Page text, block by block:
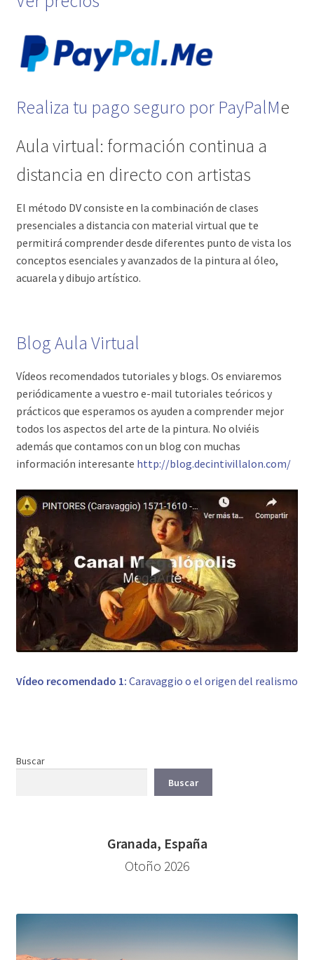
Realiza tu pago seguro por PayPalMe
Aula virtual: formación continua a
distancia en directo con artistas
El método DV consiste en la combinación de clases
presenciales a distancia con material virtual que te
permitirá comprender desde diferentes punto de vista los
conceptos esenciales y avanzados de la pintura al óleo,
acuarela y dibujo artístico.
BlogAula Virtual
Vídeos recomendados tutoriales y blogs. Os enviaremos
periódicamente a vuestro e-mail tutoriales teóricos y
prácticos que esperamos os ayuden a comprender mejor
todos los aspectos del arte de la pintura. No olviéis
además que contamos con un blog con muchas
información interesante http://blog.decintivillalon.com/
Vídeo recomendado 1: Caravaggio o el origen del realismo
Buscar
Buscar
Granada, España
Otoño 2026